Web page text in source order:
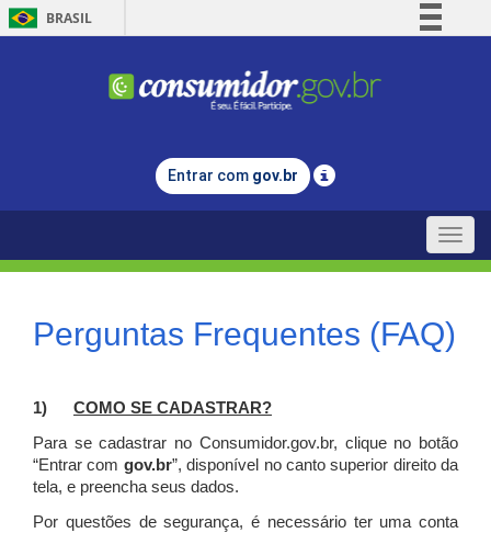
BRASIL
Comunica BR
Legislação
Entrar com gov.br
Toggle
Perguntas Frequentes (FAQ)
1) COMO SE CADASTRAR?
Para se cadastrar no Consumidor.gov.br, clique no botão
“Entrar com gov.br”, disponível no canto superior direito da
tela, e preencha seus dados.
Por questões de segurança, é necessário ter uma conta